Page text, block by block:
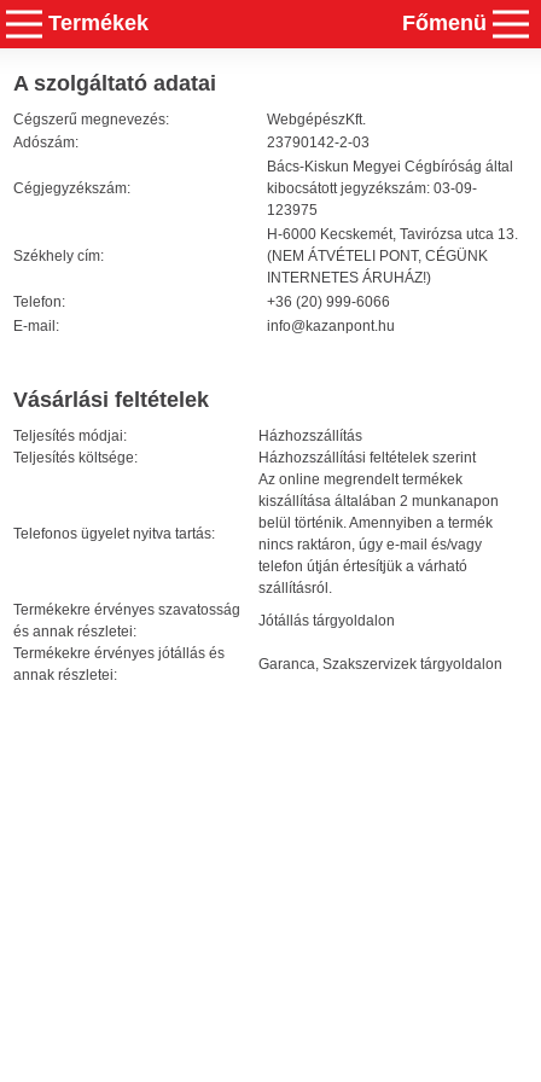
Termékek Főmenü
A szolgáltató adatai
Cégszerű megnevezés:
WebgépészKft.
Adószám:
23790142-2-03
Cégjegyzékszám:
Bács-Kiskun Megyei Cégbíróság által
kibocsátott jegyzékszám: 03-09-
123975
Székhely cím:
H-6000 Kecskemét, Tavirózsa utca 13.
(NEM ÁTVÉTELI PONT, CÉGÜNK
INTERNETES ÁRUHÁZ!)
Telefon:
+36 (20) 999-6066
E-mail:
info@kazanpont.hu
Vásárlási feltételek
Teljesítés módjai:
Házhozszállítás
Teljesítés költsége:
Házhozszállítási feltételek szerint
Telefonos ügyelet nyitva tartás:
Az online megrendelt termékek
kiszállítása általában 2 munkanapon
belül történik. Amennyiben a termék
nincs raktáron, úgy e-mail és/vagy
telefon útján értesítjük a várható
szállításról.
Termékekre érvényes szavatosság
és annak részletei:
Jótállás tárgyoldalon
Termékekre érvényes jótállás és
annak részletei:
Garanca, Szakszervizek tárgyoldalon